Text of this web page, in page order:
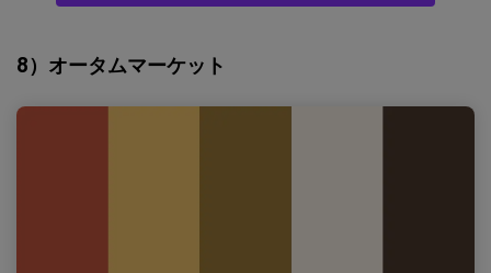
8）オータムマーケット